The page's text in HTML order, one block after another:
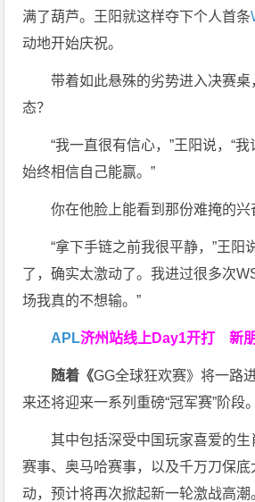
满了葫芦。王阳就这样夺下个人首条
动地开始庆祝。
带着如此悬殊的劣势进入决赛
态？
“我一直很有信心，”王阳说，“
始终相信自己能赢。”
你在他脸上能看到那份难掩的兴
“拿下手链之前我很平静，”王阳
了，确实太激动了。我进过很多次
场我真的不想输。”
APL济州站线上Day1开打新
随着《GG全球狂欢赛》将一路
来还将迎来一系列重磅“冠军赛”阶段。
其中包括深受中国玩家喜爱的
赛事、奥马哈赛事，以及千万刀保
动，预计将再次掀起新一轮激战高潮